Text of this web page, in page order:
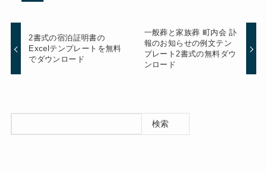
2書式の宿泊証明書の
Excelテンプレートを無料
でダウンロード
一般葬と家族葬 町内会 訃
報のお知らせの例文テン
プレート2書式の無料ダウ
ンロード
検索